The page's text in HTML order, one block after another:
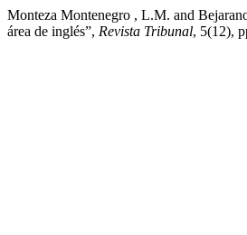
Monteza Montenegro , L.M. and
área de inglés”, Revista Tribunal, 5(12),